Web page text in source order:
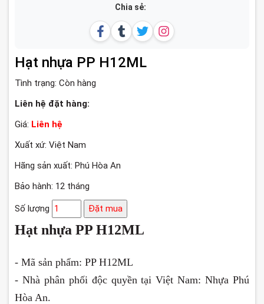
Chia sẻ:
Hạt nhựa PP H12ML
Tình trạng: Còn hàng
Liên hệ đặt hàng:
Giá: Liên hệ
Xuất xứ: Việt Nam
Hãng sản xuất: Phú Hòa An
Bảo hành: 12 tháng
Số lượng Đặt mua
Hạt nhựa PP H12ML
- Mã sản phẩm: PP H12ML
- Nhà phân phối độc quyền tại Việt Nam: Nhựa Phú
Hòa An.